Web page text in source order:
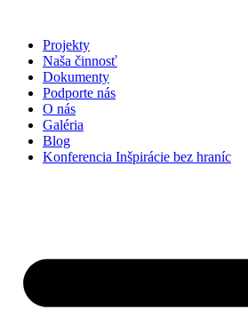
obsah
Projekty
Naša činnosť
Dokumenty
Podporte nás
O nás
Galéria
Blog
Konferencia Inšpirácie bez hraníc